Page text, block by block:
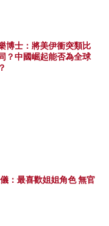
博士：將美伊衝突類比
？中國崛起能否為全球
：最喜歡姐姐角色 無官